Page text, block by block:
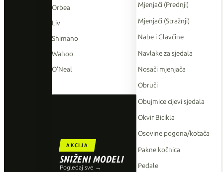
Orbea
Liv
Shimano
Wahoo
O'Neal
AKCIJA
SNIŽENI MODELI
Pogledaj sve →
Mjenjači (Prednji)
Mjenjači (Stražnji)
Nabe i Glavčine
Navlake za sjedala
Nosači mjenjača
Obruči
Obujmice cijevi sjedala
Okvir Bicikla
Osovine pogona/kotača
Pakne kočnica
Pedale